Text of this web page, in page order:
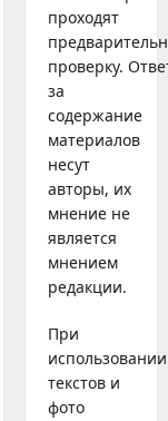
проходят
проверку.
за
содержание
материалов
несут
авторы, их
мнение не
является
мнением
редакции.
При
использовании
текстов и
фото